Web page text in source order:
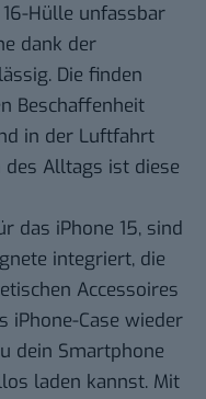
Hülle unfassbar
dank der
Die finden
Beschaffenheit
in der Luftfahrt
des Alltags ist diese
das iPhone 15, sind
integriert, die
Accessoires
iPhone-Case wieder
dein Smartphone
laden kannst. Mit